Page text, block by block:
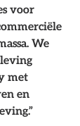
voor
We
met
en